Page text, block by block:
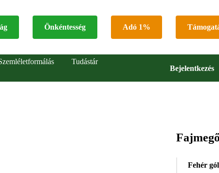
Önkéntesség Adó 1%
Bejelentkezés
Tudástár
Fehér